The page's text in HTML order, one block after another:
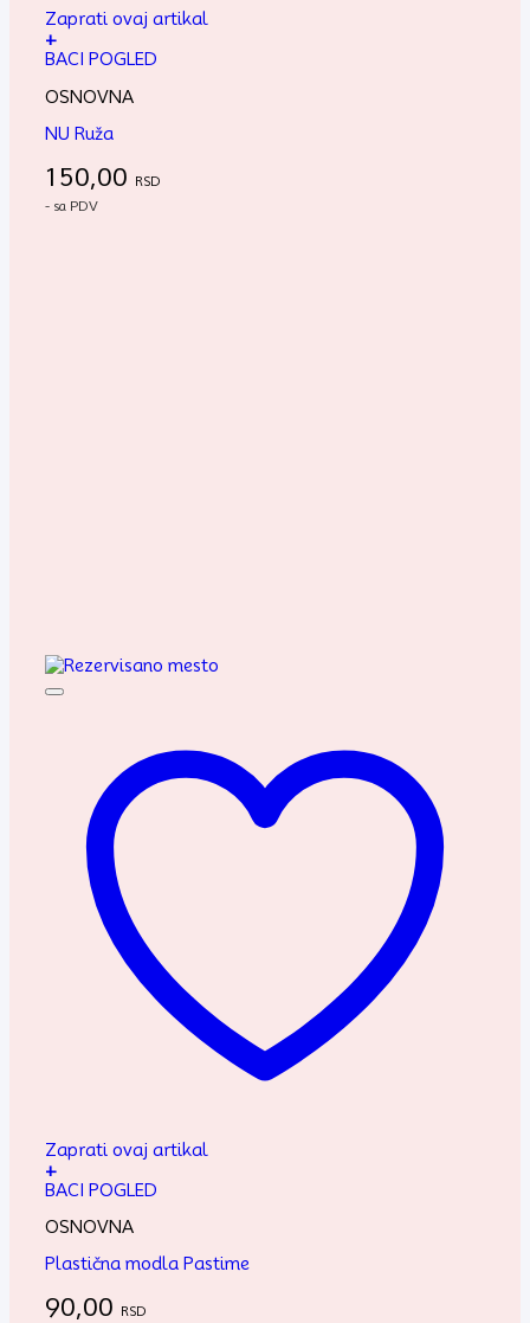
Zaprati ovaj artikal
+
BACI POGLED
OSNOVNA
NU Ruža
150,00 RSD
- sa PDV
Zaprati ovaj artikal
+
BACI POGLED
OSNOVNA
Plastična modla Pastime
90,00 RSD